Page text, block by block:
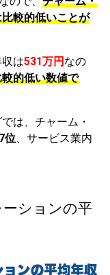
較的低いことが
は531万円 なの
的低い数値で
は、チャーム・
位、サービス業内
ションの平